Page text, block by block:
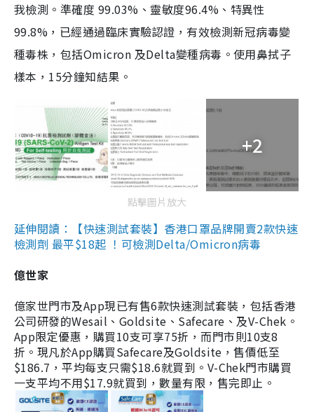
我檢測。準確度 99.03%、靈敏度96.4%、特異性
99.8%，已經通過臨床實驗認證，有效檢測新冠病毒變
種毒株，包括Omicron 及Delta變種病毒。使用鼻拭子
樣本，15分鐘知結果。
+2
點擊圖片放大
延伸閱讀：【快速測試套裝】香港口罩品牌開賣2款快速
檢測劑 最平$18起 ！可檢測Delta/Omicron病毒
億世家
億家世門市及App現已有售6款快速測試套裝，包括香港
公司研發的Wesail、Goldsite、Safecare、及V-Chek。
App限定優惠，購買10支可享75折，而門市則10支8
折。現凡於App購買Safecare及Goldsite，售價低至
$186.7，平均每支只需$18.6就買到。V-Chek門市購買
一支平均不用$17.9就買到，數量有限，售完即止。